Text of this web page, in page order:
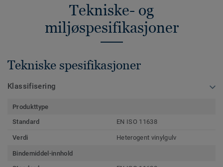
Tekniske- og
miljøspesifikasjoner
Tekniske spesifikasjoner
Klassifisering
Produkttype
Standard
EN ISO 11638
Verdi Heterogent vinylgulv
Bindemiddel-innhold